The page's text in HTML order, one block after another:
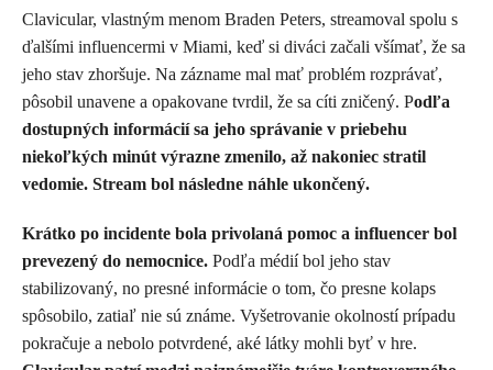
Clavicular, vlastným menom Braden Peters, streamoval spolu s
ďalšími influencermi v Miami, keď si diváci začali všímať, že sa
jeho stav zhoršuje. Na zázname mal mať problém rozprávať,
pôsobil unavene a opakovane tvrdil, že sa cíti zničený. Podľa
dostupných informácií sa jeho správanie v priebehu
niekoľkých minút výrazne zmenilo, až nakoniec stratil
vedomie. Stream bol následne náhle ukončený.
Krátko po incidente bola privolaná pomoc a influencer bol
prevezený do nemocnice. Podľa médií bol jeho stav
stabilizovaný, no presné informácie o tom, čo presne kolaps
spôsobilo, zatiaľ nie sú známe. Vyšetrovanie okolností prípadu
pokračuje a nebolo potvrdené, aké látky mohli byť v hre.